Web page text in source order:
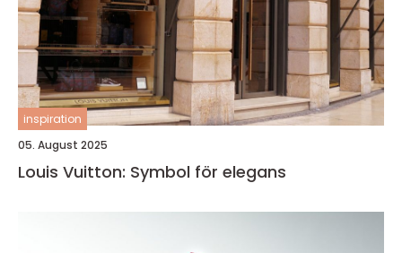
inspiration
05. August 2025
Louis Vuitton: Symbol för elegans